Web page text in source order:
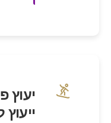
יעוץ
ייעוץ